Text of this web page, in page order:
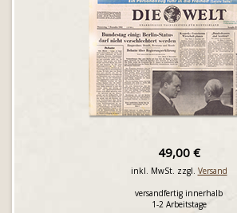
49,00 €
inkl. MwSt. zzgl. Versand
versandfertig innerhalb
1-2 Arbeitstage